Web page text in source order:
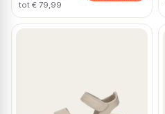
tot € 79,99